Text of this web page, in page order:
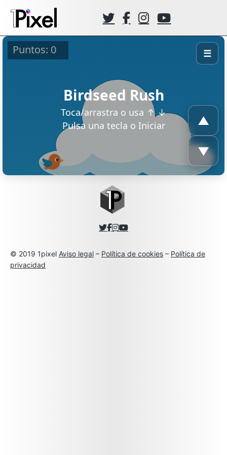
▲
▼
☰
© 2019 1pixel Aviso legal – Política de cookies – Política de
privacidad